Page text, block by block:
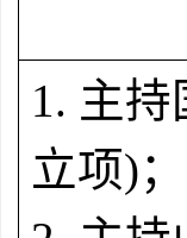
1. 主持
立项)；